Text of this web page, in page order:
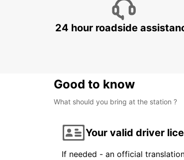
24 hour roadside
Good to know
What should you bring at the station ?
Your valid driver
If needed - an official